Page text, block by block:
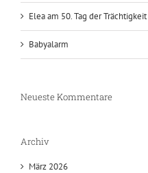
Elea am 50. Tag der Trächtigkeit
Babyalarm
Neueste Kommentare
Archiv
März 2026